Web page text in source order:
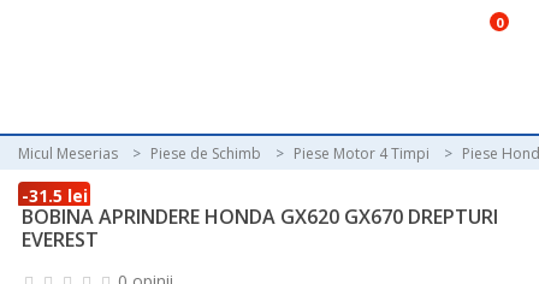
0
Micul Meserias Piese de Schimb Piese Motor 4 Timpi Piese
-31.5 lei
BOBINA APRINDERE HONDA GX620 GX670 DREPTURI
EVEREST